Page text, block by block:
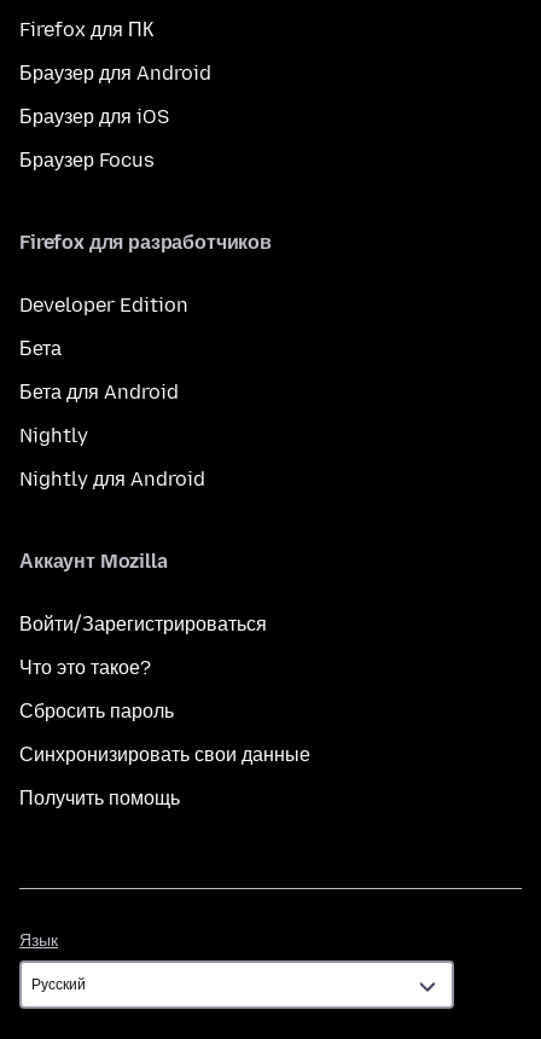
Firefox для ПК
Браузер для Android
Браузер для iOS
Браузер Focus
Firefox для разработчиков
Developer Edition
Бета
Бета для Android
Nightly
Nightly для Android
Аккаунт Mozilla
Войти/Зарегистрироваться
Что это такое?
Сбросить пароль
Синхронизировать свои данные
Получить помощь
Язык